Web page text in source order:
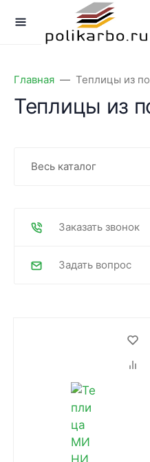
Главная Теплицы из
Теплицы из
Весь каталог
Заказать звонок
Задать вопрос